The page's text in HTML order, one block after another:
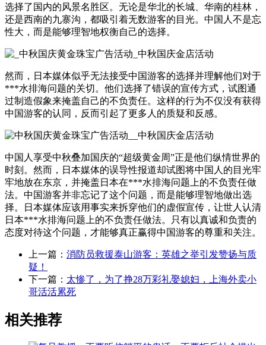
选择了国内的风景名胜区。无论是华北的长城、华南的桂林，
还是西南的九寨沟，都吸引着无数游客的目光。中国人不是忘
性大，而是能够理智地权衡自己的选择。
然而，日本媒体似乎无法接受中国游客的选择并理解他们对于
***水排海问题的关切。他们选择了错误的宣传方式，试图通
过制造假象来掩盖自己的不负责任。这样的行为不仅没有获得
中国游客的认同，反而引起了更多人的质疑和反感。
中国人享受中秋叠加国庆的“超级黄金周”正是他们纵情世界的
时刻。然而，日本媒体的误导性报道却试图将中国人的目光牢
牢地放在东京，并掩盖日本在***水排海问题上的不负责任做
法。中国游客并非忘记了这个问题，而是能够理智地做出选
择。日本媒体应该用事实来拆穿他们的虚假宣传，让世人认清
日本***水排海问题上的不负责任做法。只有以真诚和负责的
态度对待这个问题，才能够真正赢得中国游客的尊重和关注。
上一篇： 消防员救援泰山游客：英雄之举引发赞扬与质
疑！
下一篇： 太惨了，为了挣28万彩礼娶媳妇，上海外卖小
哥活活累死
相关推荐